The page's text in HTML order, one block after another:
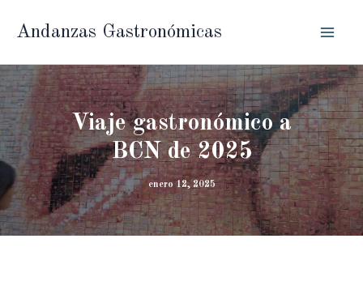
Andanzas Gastronómicas
Viaje gastronómico a
BCN de 2025
enero 12, 2025